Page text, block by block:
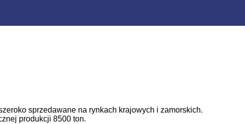
sprzedawane na rynkach krajowych i zamorskich.
produkcji 8500 ton.